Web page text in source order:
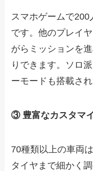
スマホゲームで
です。他のプレイ
がらミッションを
りできます。ソロ
ーモードも搭載され
③ 豊富なカスタマ
70種類以上の車両
タイヤまで細かく